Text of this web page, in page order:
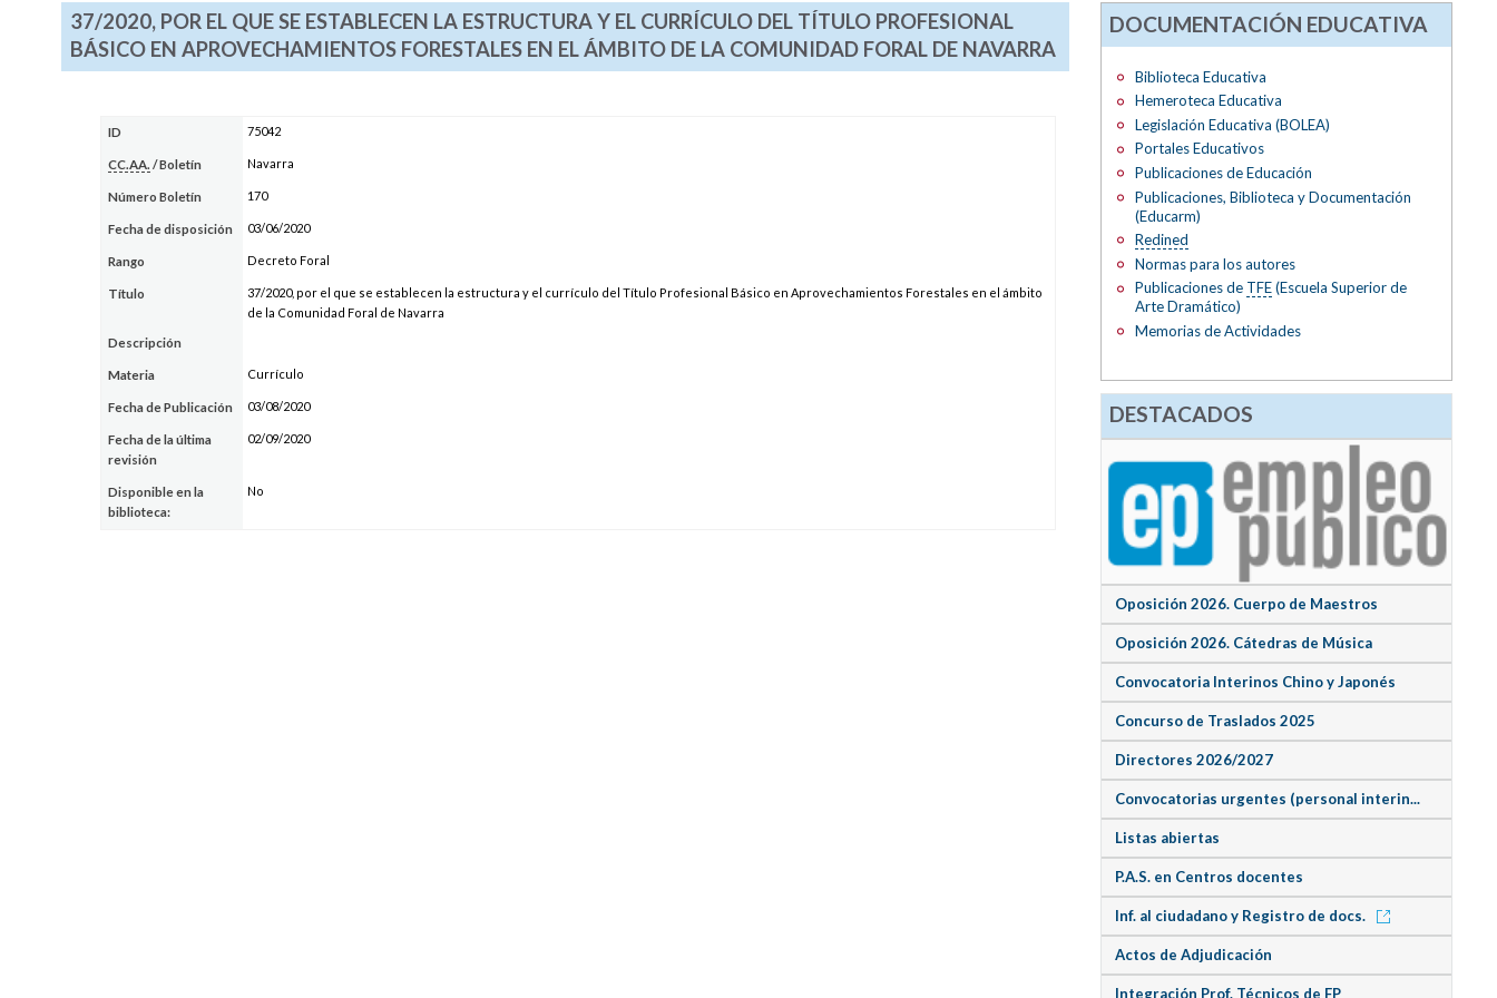
37/2020, POR EL QUE SE ESTABLECEN LA ESTRUCTURA Y EL CURRÍCULO DEL TÍTULO PROFESIONAL
BÁSICO EN APROVECHAMIENTOS FORESTALES EN EL ÁMBITO DE LA COMUNIDAD FORAL DE NAVARRA
ID 75042
CC.AA. / Boletín Navarra
Número Boletín 170
Fecha de disposición 03/06/2020
Rango Decreto Foral
Título
37/2020, por el que se establecen la estructura y el currículo del Título Profesional Básico en Aprovechamientos Forestales en el ámbito
de la Comunidad Foral de Navarra
Descripción
Materia Currículo
Fecha de Publicación 03/08/2020
Fecha de la última
revisión
02/09/2020
Disponible en la
biblioteca:
No
DOCUMENTACIÓN EDUCATIVA
Biblioteca Educativa
Hemeroteca Educativa
Legislación Educativa (BOLEA)
Portales Educativos
Publicaciones de Educación
Publicaciones, Biblioteca y Documentación
(Educarm)
Redined
Normas para los autores
Publicaciones de TFE(Escuela Superior de
Arte Dramático)
Memorias de Actividades
DESTACADOS
Oposición 2026. Cuerpo de Maestros
Oposición 2026. Cátedras de Música
Convocatoria Interinos Chino y Japonés
Concurso de Traslados 2025
Directores 2026/2027
Convocatorias urgentes (personal interin...
Listas abiertas
P.A.S. en Centros docentes
Inf. al ciudadano y Registro de docs.
Actos de Adjudicación
Integración Prof. Técnicos de FP